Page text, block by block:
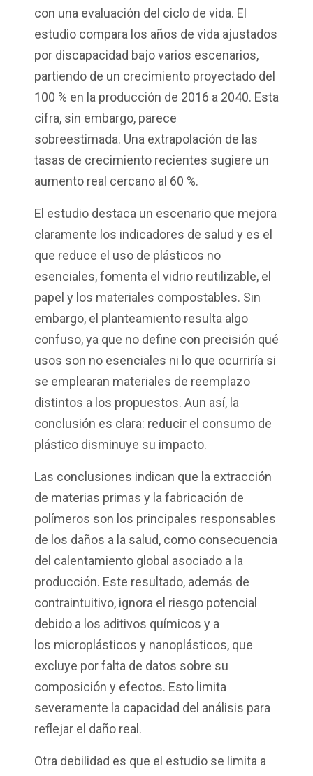
con una evaluación del ciclo de vida. El
estudio compara los años de vida ajustados
por discapacidad bajo varios escenarios,
partiendo de un crecimiento proyectado del
100 % en la producción de 2016 a 2040. Esta
cifra, sin embargo, parece
sobreestimada. Una extrapolación de las
tasas de crecimiento recientes sugiere un
aumento real cercano al 60 %.
El estudio destaca un escenario que mejora
claramente los indicadores de salud y es el
que reduce el uso de plásticos no
esenciales, fomenta el vidrio reutilizable, el
papel y los materiales compostables. Sin
embargo, el planteamiento resulta algo
confuso, ya que no define con precisión qué
usos son no esenciales ni lo que ocurriría si
se emplearan materiales de reemplazo
distintos a los propuestos. Aun así, la
conclusión es clara: reducir el consumo de
plástico disminuye su impacto.
Las conclusiones indican que la extracción
de materias primas y la fabricación de
polímeros son los principales responsables
de los daños a la salud, como consecuencia
del calentamiento global asociado a la
producción. Este resultado, además de
contraintuitivo, ignora el riesgo potencial
debido a los aditivos químicos y a
los microplásticos y nanoplásticos, que
excluye por falta de datos sobre su
composición y efectos. Esto limita
severamente la capacidad del análisis para
reflejar el daño real.
Otra debilidad es que el estudio se limita a